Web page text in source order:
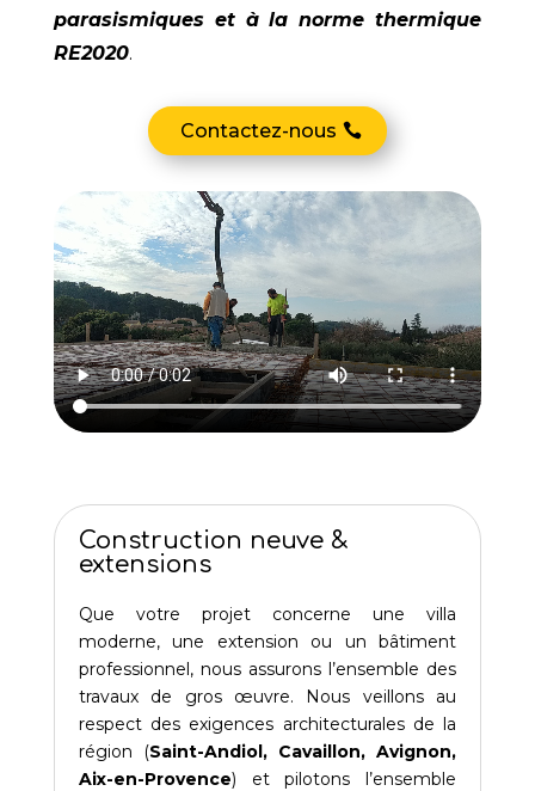
parasismiques et à la norme thermique
RE2020.
Contactez-nous
Construction neuve &
extensions
Que votre projet concerne une villa
moderne, une extension ou un bâtiment
professionnel, nous assurons l’ensemble des
travaux de gros œuvre. Nous veillons au
respect des exigences architecturales de la
région (Saint-Andiol, Cavaillon, Avignon,
Aix-en-Provence) et pilotons l’ensemble